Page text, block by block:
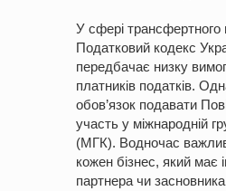
У сфері трансфертного
Податковий кодекс
передбачає низку
платників податків.
обов’язок подавати
участь у міжнародній
(МГК). Водночас
кожен бізнес, який має
партнера чи